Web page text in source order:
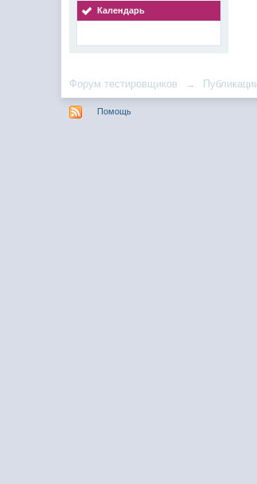
Календарь
Форум тестировщиков →
Помощь